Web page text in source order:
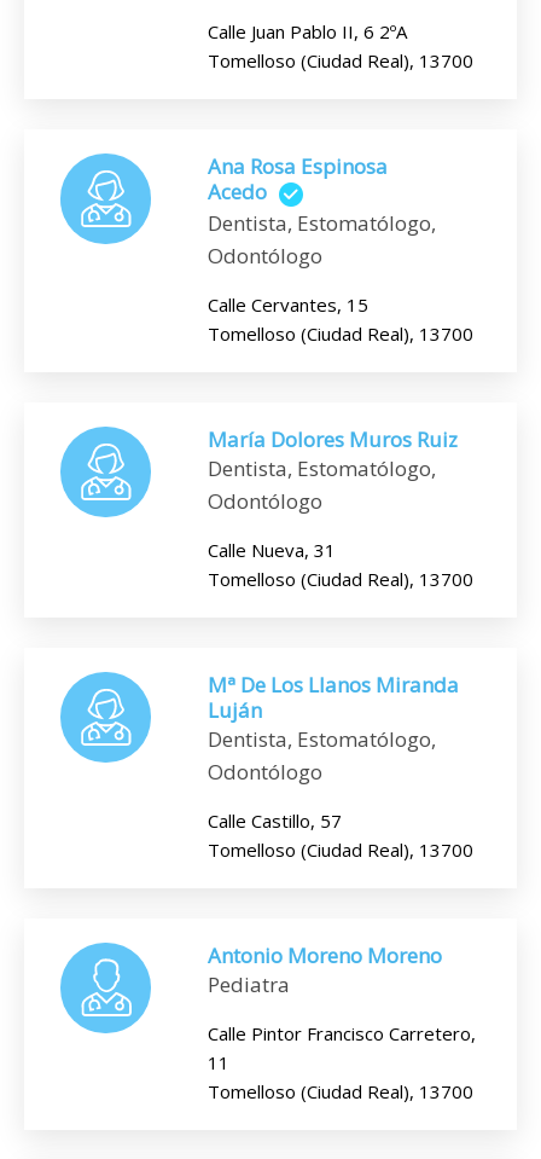
Calle Juan Pablo II, 6 2ºA
Tomelloso (Ciudad Real), 13700
Ana Rosa Espinosa
Acedo
Dentista, Estomatólogo,
Odontólogo
Calle Cervantes, 15
Tomelloso (Ciudad Real), 13700
María Dolores Muros Ruiz
Dentista, Estomatólogo,
Odontólogo
Calle Nueva, 31
Tomelloso (Ciudad Real), 13700
Mª De Los Llanos Miranda
Luján
Dentista, Estomatólogo,
Odontólogo
Calle Castillo, 57
Tomelloso (Ciudad Real), 13700
Antonio Moreno Moreno
Pediatra
Calle Pintor Francisco Carretero,
11
Tomelloso (Ciudad Real), 13700